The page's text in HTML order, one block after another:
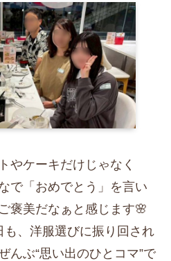
やケーキだけじゃなく
で「おめでとう」を言い
褒美だなぁと感じます🌸
も、洋服選びに振り回され
んぶ“思い出のひとコマ”で